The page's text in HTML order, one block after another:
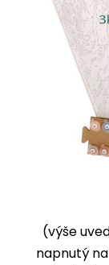
(výše
napnutý